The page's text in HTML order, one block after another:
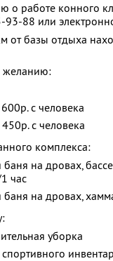
о работе конного
93-88 или
от базы отдыха
желанию:
с человека
с человека
комплекса:
баня на дровах,
час
баня на дровах,
уборка